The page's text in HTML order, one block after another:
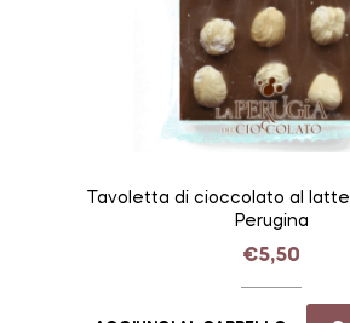
Tavoletta di cioccolato al latte
Perugina
€5,50